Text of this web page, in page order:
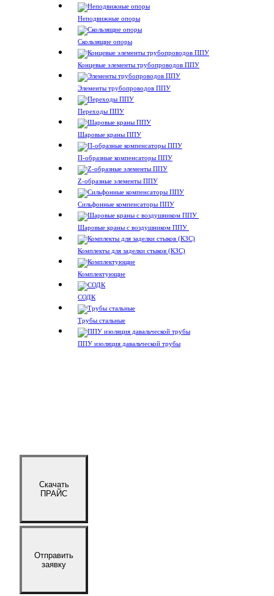
Неподвижные опоры
Скользящие опоры
Концевые элементы трубопроводов ППУ
Элементы трубопроводов ППУ
Переходы ППУ
Шаровые краны ППУ
П-образные компенсаторы ППУ
Z-образные элементы ППУ
Сильфонные компенсаторы ППУ
Шаровые краны с воздушником ППУ
Комплекты для заделки стыков (КЗС)
Комплектующие
СОДК
Трубы стальные
ППУ изоляция давальческой трубы
Скачать
ПРАЙС
Отправить
заявку